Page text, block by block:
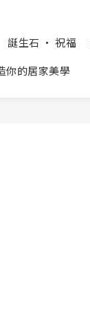
誕生石 ‧ 祝福
你的居家美學